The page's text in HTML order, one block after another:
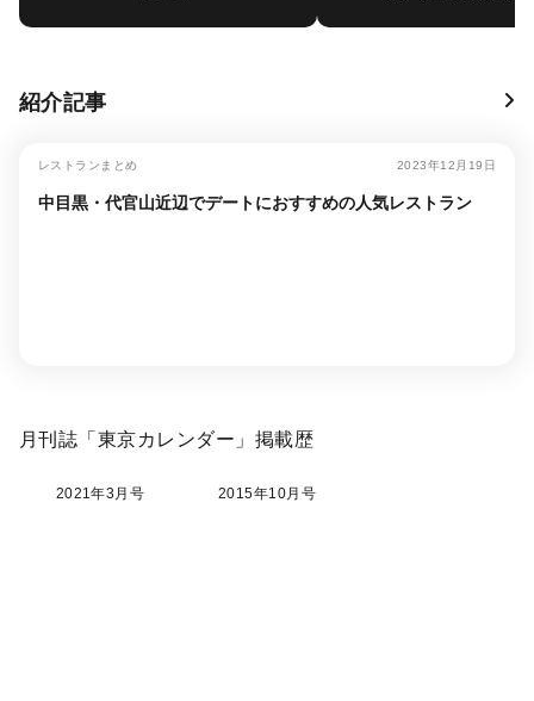
紹介記事
レストランまとめ 2023年12月19日
中目黒・代官山近辺でデートにおすすめの人気レストラン
月刊誌「東京カレンダー」掲載歴
2021年3月号 2015年10月号